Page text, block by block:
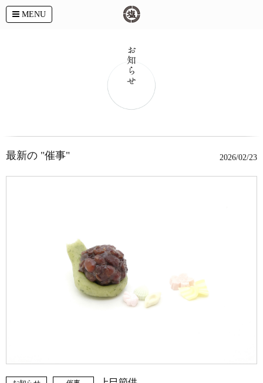
MENU
最新の "催事" 2026/02/23